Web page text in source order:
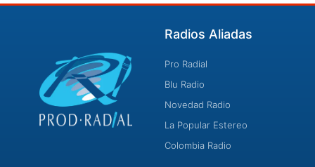
Radios Aliadas
Pro Radial
Blu Radio
Novedad Radio
La Popular Estereo
Colombia Radio